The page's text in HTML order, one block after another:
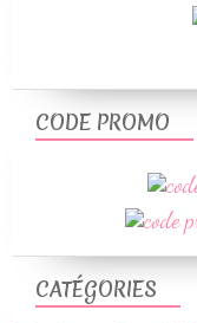
CATÉGORIES
CODE PROMO